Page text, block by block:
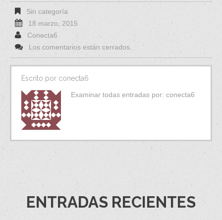
Sin categoría
18 marzo, 2015
Conecta6
Los comentarios están cerrados.
Escrito por conecta6
Examinar todas entradas por: conecta6
ENTRADAS RECIENTES